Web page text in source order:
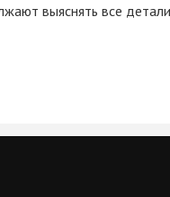
выяснять все